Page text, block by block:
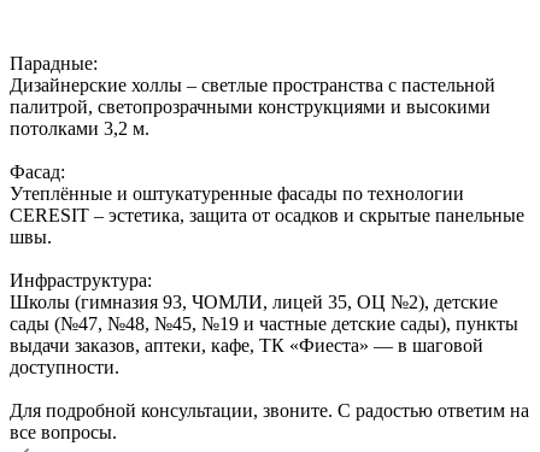
Парадные:
Дизайнерские холлы – светлые пространства с пастельной
палитрой, светопрозрачными конструкциями и высокими
потолками 3,2 м.
Фасад:
Утеплённые и оштукатуренные фасады по технологии
CERESIT – эстетика, защита от осадков и скрытые панельные
швы.
Инфраструктура:
Школы (гимназия 93, ЧОМЛИ, лицей 35, ОЦ №2), детские
сады (№47, №48, №45, №19 и частные детские сады), пункты
выдачи заказов, аптеки, кафе, ТК «Фиеста» — в шаговой
доступности.
Для подробной консультации, звоните. С радостью ответим на
все вопросы.